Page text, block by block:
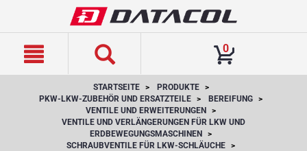
0
STARTSEITE
PRODUKTE
PKW-LKW-ZUBEHÖR UND ERSATZTEILE
BEREIFUNG
VENTILE UND ERWEITERUNGEN
VENTILE UND VERLÄNGERUNGEN FÜR LKW UND
ERDBEWEGUNGSMASCHINEN
SCHRAUBVENTILE FÜR LKW-SCHLÄUCHE